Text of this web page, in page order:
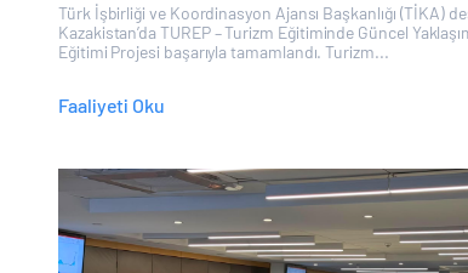
Türk İşbirliği ve Koordinasyon Ajansı Başkanlığı (TİKA)
Kazakistan’da TUREP – Turizm Eğitiminde Güncel
Eğitimi Projesi başarıyla tamamlandı. Turizm...
Faaliyeti Oku